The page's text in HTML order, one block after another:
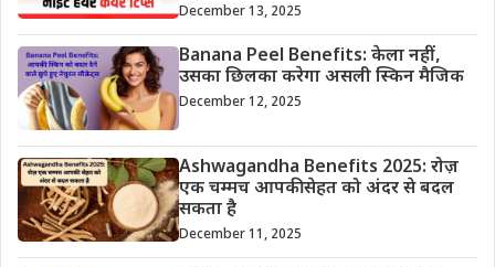
December 13, 2025
Banana Peel Benefits: केला नहीं,
उसका छिलका करेगा असली स्किन मैजिक
December 12, 2025
Ashwagandha Benefits 2025: रोज़
एक चम्मच आपकी सेहत को अंदर से बदल
सकता है
December 11, 2025